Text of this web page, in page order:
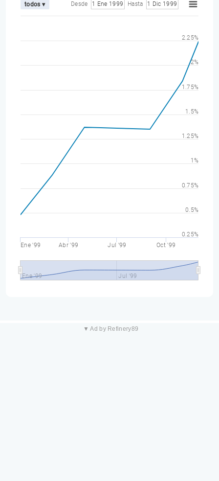
todos ▾ Desde 1 Ene 1999 Hasta 1 Dic 1999
Ene '99 Abr '99 Jul '99 Oct '99
Ene '99 Jul '99
0.25%
0.5%
0.75%
1%
1.25%
1.5%
1.75%
2%
2.25%
▼ Ad by Refinery89